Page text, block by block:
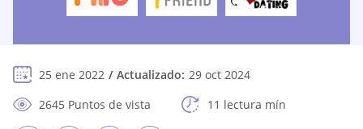
25 ene 2022 Actualizado: 29 oct 2024
2645 Puntos de vista
11 lectura mín